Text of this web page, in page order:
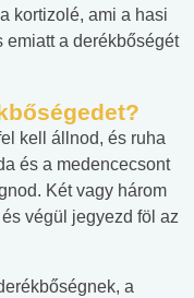
kortizolé, ami a hasi
emiatt a derékbőségét
kell állnod, és ruha
és a medencecsont
Két vagy három
végül jegyezd föl az
a